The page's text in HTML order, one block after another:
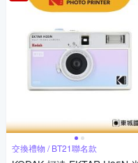
交換禮物 / BT21聯名款